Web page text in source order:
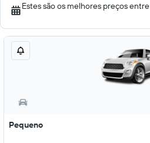
Estes são os melhores preços entre
Pequeno